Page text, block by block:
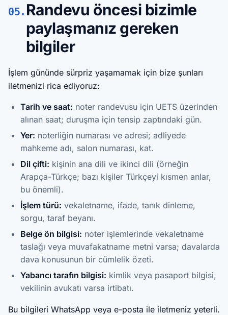
05. Randevu öncesi bizimle
paylaşmanız gereken
bilgiler
İşlem gününde sürpriz yaşamamak için bize şunları
iletmenizi rica ediyoruz:
Tarih ve saat: noter randevusu için UETS üzerinden
alınan saat; duruşma için tensip zaptındaki gün.
Yer: noterliğin numarası ve adresi; adliyede
mahkeme adı, salon numarası, kat.
Dil çifti: kişinin ana dili ve ikinci dili (örneğin
Arapça-Türkçe; bazı kişiler Türkçeyi kısmen anlar,
bu önemli).
İşlem türü: vekaletname, ifade, tanık dinleme,
sorgu, taraf beyanı.
Belge ön bilgisi: noter işlemlerinde vekaletname
taslağı veya muvafakatname metni varsa; davalarda
dava konusunun bir cümlelik özeti.
Yabancı tarafın bilgisi: kimlik veya pasaport bilgisi,
vekilinin avukatı varsa irtibatı.
Bu bilgileri WhatsApp veya e-posta ile iletmeniz yeterli.